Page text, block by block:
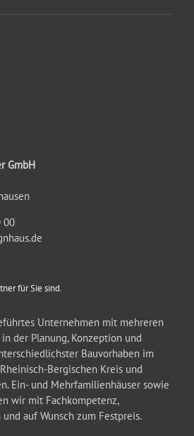
GmbH
00
für Sie sind.
Unternehmen mit mehreren
der Planung, Konzeption und
Bauvorhaben im
Bergischen Kreis und
Ein- und Mehrfamilienhäuser sowie
wir mit Fachkompetenz,
auf Wunsch zum Festpreis.